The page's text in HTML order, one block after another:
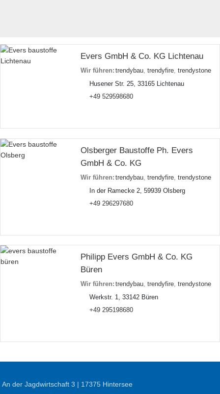
Evers GmbH & Co. KG Lichtenau
Wir führen: trendybau,trendyfire,trendystone
Husener Str. 25, 33165 Lichtenau
+49 529598680
Olsberger Baustoffe Ph. Evers
GmbH & Co. KG
Wir führen: trendybau,trendyfire,trendystone
In der Ramecke 2, 59939 Olsberg
+49 296297680
Philipp Evers GmbH & Co. KG
Büren
Wir führen: trendybau,trendyfire,trendystone
Werkstr. 1, 33142 Büren
+49 295198680
An der Jagdwirtschaft 3 | 17375 Hintersee